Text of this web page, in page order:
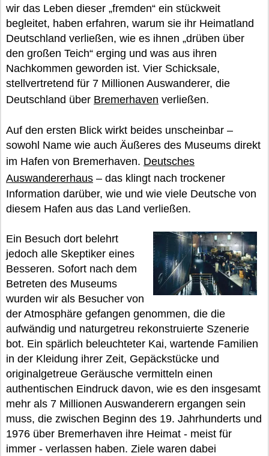
wir das Leben dieser „fremden“ ein stückweit
begleitet, haben erfahren, warum sie ihr Heimatland
Deutschland verließen, wie es ihnen „drüben über
den großen Teich“ erging und was aus ihren
Nachkommen geworden ist. Vier Schicksale,
stellvertretend für 7 Millionen Auswanderer, die
Deutschland über Bremerhaven verließen.
Auf den ersten Blick wirkt beides unscheinbar –
sowohl Name wie auch Äußeres des Museums direkt
im Hafen von Bremerhaven. Deutsches
Auswandererhaus – das klingt nach trockener
Information darüber, wie und wie viele Deutsche von
diesem Hafen aus das Land verließen.
Ein Besuch dort belehrt
jedoch alle Skeptiker eines
Besseren. Sofort nach dem
Betreten des Museums
wurden wir als Besucher von
der Atmosphäre gefangen genommen, die die
aufwändig und naturgetreu rekonstruierte Szenerie
bot. Ein spärlich beleuchteter Kai, wartende Familien
in der Kleidung ihrer Zeit, Gepäckstücke und
originalgetreue Geräusche vermitteln einen
authentischen Eindruck davon, wie es den insgesamt
mehr als 7 Millionen Auswanderern ergangen sein
muss, die zwischen Beginn des 19. Jahrhunderts und
1976 über Bremerhaven ihre Heimat - meist für
immer - verlassen haben. Ziele waren dabei